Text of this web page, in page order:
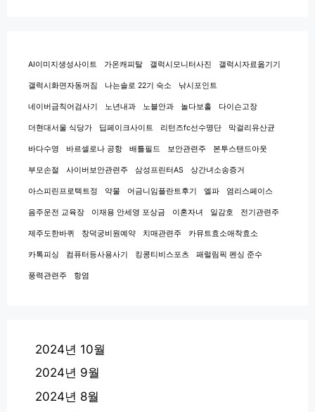
AI이미지생성사이트 가온캐피탈 갤럭시모니터사진 갤럭시자료옮기기
갤럭시화면자동꺼짐 나는솔로 22기 숙소 낚시포인트
네이버금칙어검사기 노년내과 노블안과 놀다보홀 다이슨고장
더현대서울 식당가 딥페이크사이트 리턴즈fc선수명단 막걸리유산균
바다수영 바르셀로나 공항 배틀필드 보안관련주 본투스탠드아웃
부모손절 사이버보안관련주 삼성프린터AS 상간녀소송증거
아스피린프로텍트정 약물 어금니임플란트후기 엘파 염리스페이스
음주운전 교육장 이재용 안세영 포상금 이혼자녀 일감호 전기관련주
제주도한바퀴 창덕궁비원예약 치매관련주 카뮤트효소애착효소
카톡피싱 컴퓨터등사용사기 킹콩티비스포츠 패럴림픽 펜싱 준수
풍력관련주 항염
2024년 10월
2024년 9월
2024년 8월